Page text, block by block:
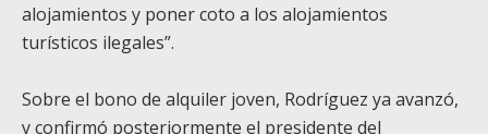
alojamientos y poner coto a los alojamientos
turísticos ilegales”.
Sobre el bono de alquiler joven, Rodríguez ya avanzó,
y confirmó posteriormente el presidente del